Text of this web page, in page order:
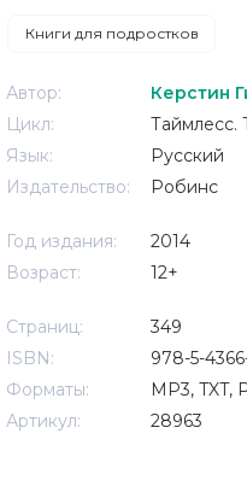
Книги для подростков
Автор:
Керстин
Цикл:
Таймлесс.
Язык:
Русский
Издательство:
Робинс
Год издания:
2014
Возраст:
12+
Страниц:
349
ISBN:
978-5-
Форматы:
MP3, TXT,
Артикул:
28963